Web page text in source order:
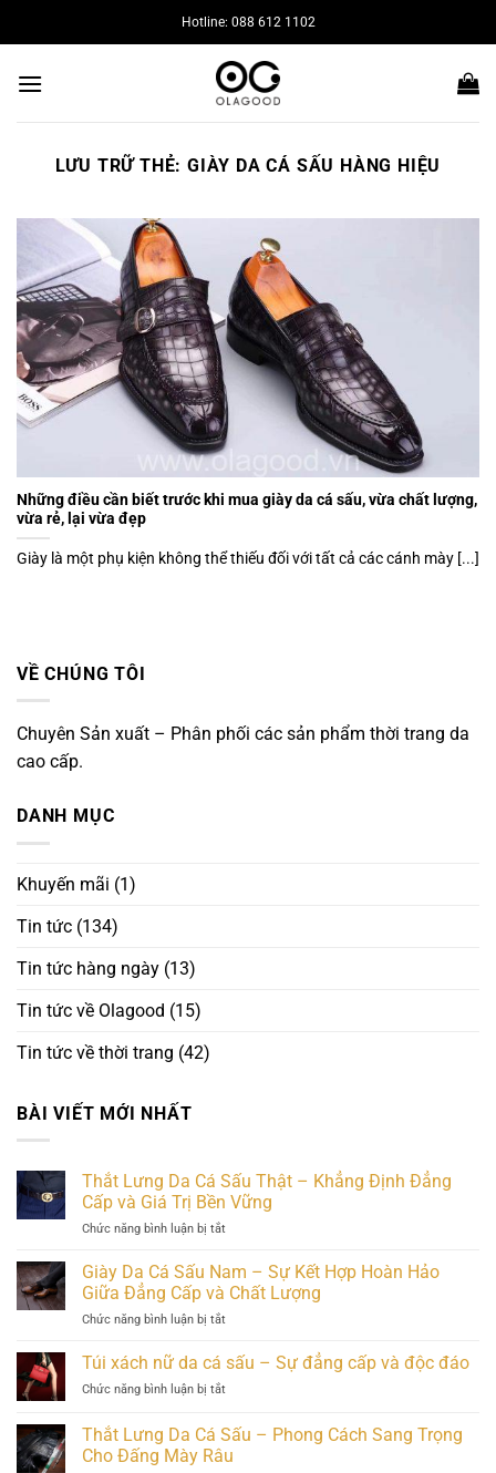
qua
dung
Hotline: 088 612 1102
LƯU TRỮ THẺ:GIÀY DA CÁ SẤU HÀNG HIỆU
Những điều cần biết trước khi mua giày da cá sấu, vừa chất lượng,
vừa rẻ, lại vừa đẹp
Giày là một phụ kiện không thể thiếu đối với tất cả các cánh mày [...]
VỀ CHÚNG TÔI
Chuyên Sản xuất – Phân phối các sản phẩm thời trang da
cao cấp.
DANH MỤC
Khuyến mãi (1)
Tin tức (134)
Tin tức hàng ngày (13)
Tin tức về Olagood (15)
Tin tức về thời trang (42)
BÀI VIẾT MỚI NHẤT
Thắt Lưng Da Cá Sấu Thật – Khẳng Định Đẳng
Cấp và Giá Trị Bền Vững
Chức năng bình luận bị tắtở
Lưng
Da
Cá
Sấu
–
Định
Cấp
và
Giày Da Cá Sấu Nam – Sự Kết Hợp Hoàn Hảo
Giữa Đẳng Cấp và Chất Lượng
Chức năng bình luận bị tắtở
Da
Sấu
–
Sự
Túi xách nữ da cá sấu – Sự đẳng cấp và độc đáo
Chức năng bình luận bị tắtở
xách
nữ
da
Thắt Lưng Da Cá Sấu – Phong Cách Sang Trọng
Cho Đấng Mày Râu